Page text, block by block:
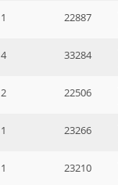
1 22887
4 33284
2 22506
1 23266
1 23210